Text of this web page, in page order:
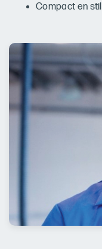
Compact en stil